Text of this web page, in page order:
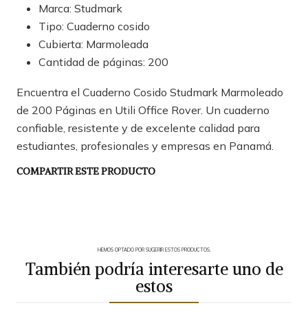
Marca: Studmark
Tipo: Cuaderno cosido
Cubierta: Marmoleada
Cantidad de páginas: 200
Encuentra el Cuaderno Cosido Studmark Marmoleado
de 200 Páginas en Utili Office Rover. Un cuaderno
confiable, resistente y de excelente calidad para
estudiantes, profesionales y empresas en Panamá.
COMPARTIR ESTE PRODUCTO
HEMOS OPTADO POR SUGERIR ESTOS PRODUCTOS.
También podría interesarte uno de
estos